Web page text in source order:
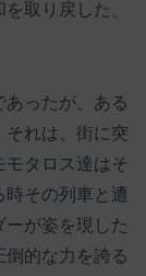
取り戻した、
ったが、ある
それは、街に突
タロス達はそ
その列車と遭
が姿を現した
的な力を誇る